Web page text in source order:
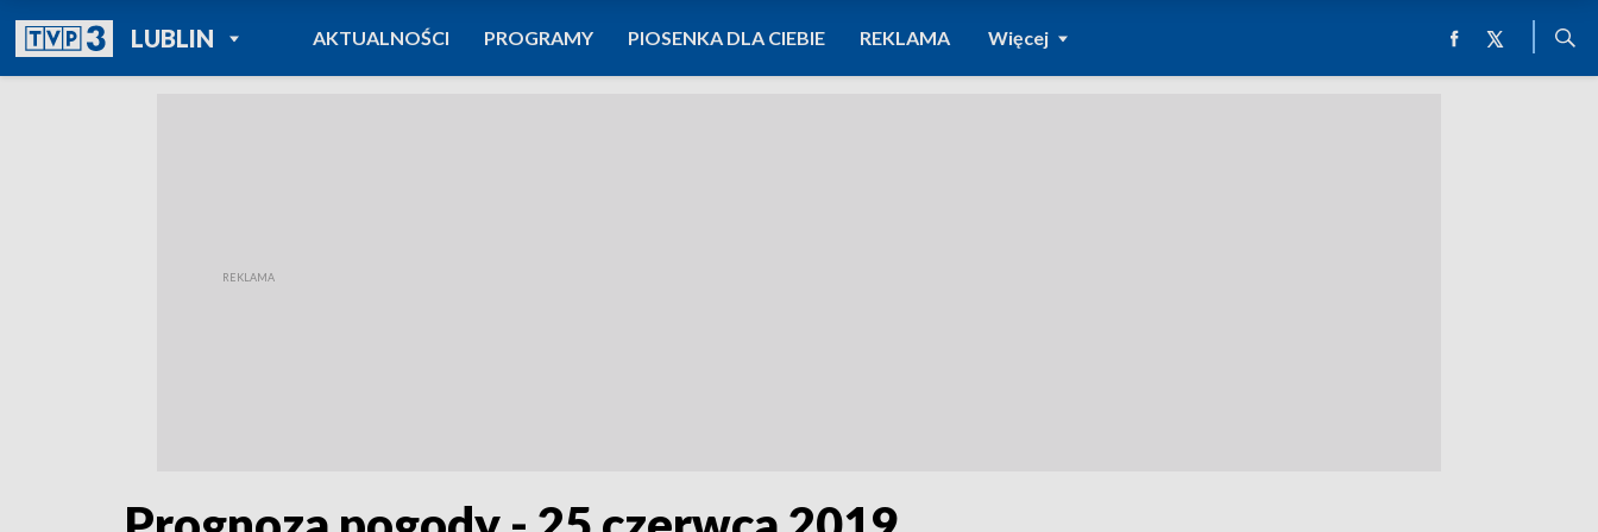
LUBLINPOWRÓT DO
TVP REGIONY
AKTUALNOŚCI PROGRAMY PIOSENKA DLA CIEBIE REKLAMA Więcej